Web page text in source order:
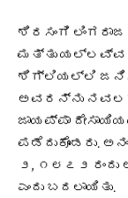
ಶಿರಸಂಗಿ
ಮತ್ತು
ಶಿಗ್ಲಿಯಲ್ಲಿ
ಅವರನ್ನು
ಜಾಯಪ್ಪಾ
ಪಡೆದುಕೊಂಡರು.
೨, ೧೮೭೨ ರಂದು
ಎಂದು ಬದಲಾಯಿತು.